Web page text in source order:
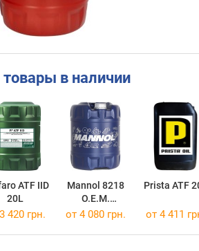
в наличии
ATF IID
20L
Mannol 8218
O.E.M.
Multivehicle
Prista ATF
420 грн. от 4 080 грн. от 4 411